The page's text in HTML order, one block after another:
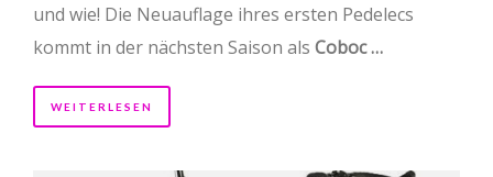
und wie! Die Neuauflage ihres ersten Pedelecs
kommt in der nächsten Saison als Coboc …
WEITERLESEN